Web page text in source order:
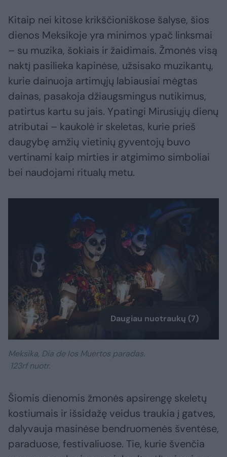
Kitaip nei kitose krikščioniškose šalyse, šios
dienos Meksikoje yra minimos ypač linksmai
– su muzika, šokiais ir žaidimais. Žmonės visą
naktį pasilieka kapinėse, užsisako muzikantų,
kurie dainuoja artimųjų labiausiai mėgtas
dainas, pasakoja džiaugsmingus nutikimus,
patirtus kartu su jais. Ypatingi Mirusiųjų dienų
atributai – kaukolė ir skeletas, kurie prieš
daugybę amžių vietinių gyventojų buvo
vertinami kaip mirties ir atgimimo simboliai
bei naudojami ritualų metu.
Daugiau nuotraukų (7)
Meksika, Dia de los Muertos paradas.
123rf nuotr.
Šiomis dienomis žmonės apsirengę skeletų
kostiumais ir išsidažę veidus traukia į gatves,
dalyvauja masinėse bendruomenės šventėse,
paraduose, festivaliuose. Tie, kurie švenčia